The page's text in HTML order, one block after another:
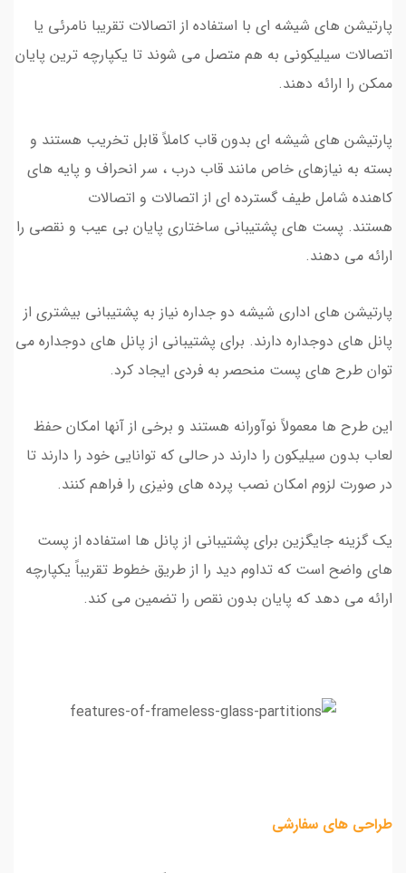
پارتیشن های شیشه ای با استفاده از اتصالات تقریبا نامرئی یا
اتصالات سیلیکونی به هم متصل می شوند تا یکپارچه ترین پایان
ممکن را ارائه دهند.
پارتیشن های شیشه ای بدون قاب کاملاً قابل تخریب هستند و
بسته به نیازهای خاص مانند قاب درب ، سر انحراف و پایه های
کاهنده شامل طیف گسترده ای از اتصالات و اتصالات
هستند. پست های پشتیبانی ساختاری پایان بی عیب و نقصی را
ارائه می دهند.
پارتیشن های اداری شیشه دو جداره نیاز به پشتیبانی بیشتری از
پانل های دوجداره دارند. برای پشتیبانی از پانل های دوجداره می
توان طرح های پست منحصر به فردی ایجاد کرد.
این طرح ها معمولاً نوآورانه هستند و برخی از آنها امکان حفظ
لعاب بدون سیلیکون را دارند در حالی که توانایی خود را دارند تا
در صورت لزوم امکان نصب پرده های ونیزی را فراهم کنند.
یک گزینه جایگزین برای پشتیبانی از پانل ها استفاده از پست
های واضح است که تداوم دید را از طریق خطوط تقریباً یکپارچه
ارائه می دهد که پایان بدون نقص را تضمین می کند.
طراحی های سفارشی